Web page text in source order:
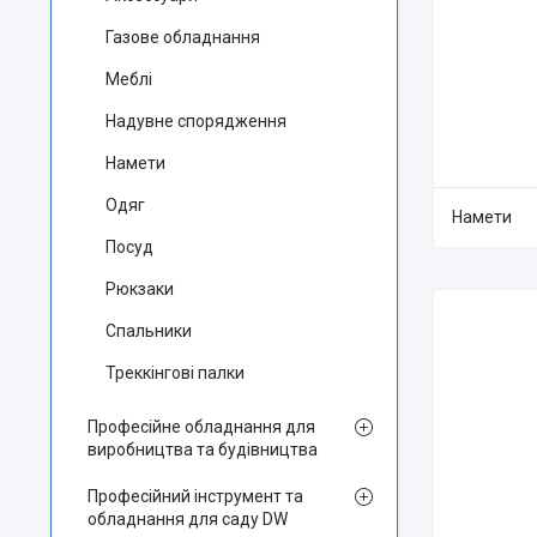
Намети
Газове обладнання
Меблі
Надувне спорядження
Намети
Одяг
Посуд
Рюкзаки
Спальники
Треккінгові палки
Професійне обладнання для
виробництва та будівництва
Професійний інструмент та
обладнання для саду DW